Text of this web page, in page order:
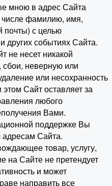
мною в адрес Сайта
фамилию, имя,
почты) с целью
других событиях Сайта.
не несет никакой
сбои, неверную или
или несохранность
Сайт оставляет за
любого
Вами.
поддержке Вы
адресам Сайта.
товар, услугу,
на Сайте не претендует
и может
направить все